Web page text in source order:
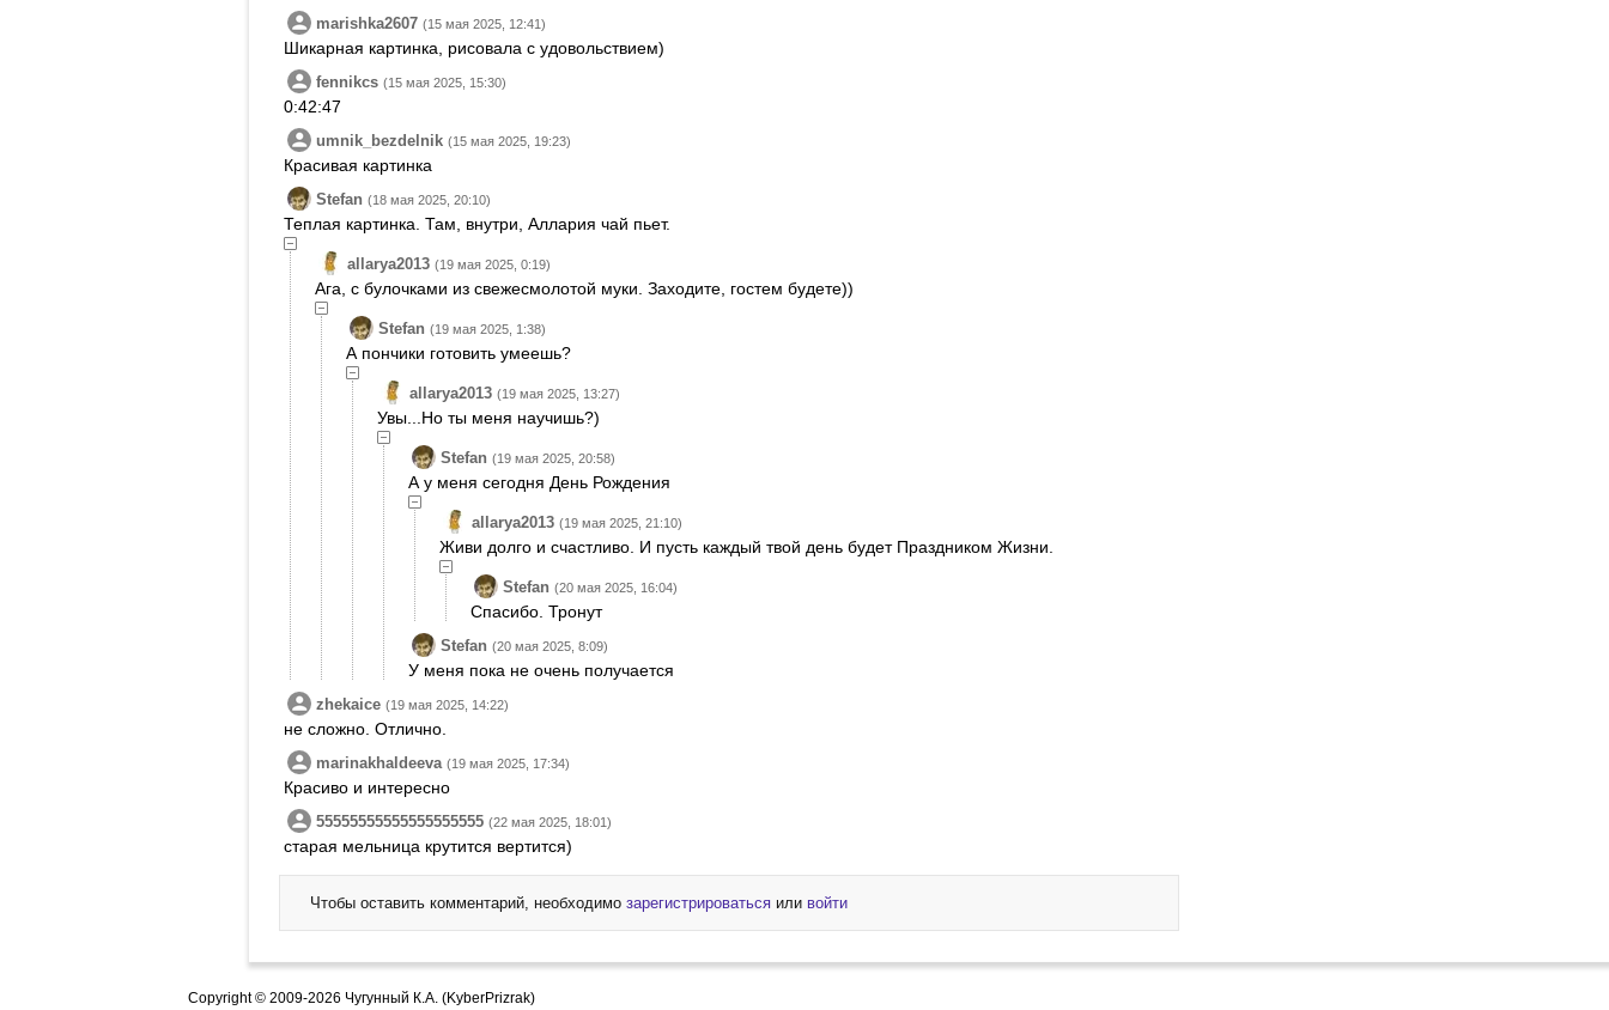
marishka2607 (15 мая 2025, 12:41)
Шикарная картинка, рисовала с удовольствием)
fennikcs (15 мая 2025, 15:30)
0:42:47
umnik_bezdelnik (15 мая 2025, 19:23)
Красивая картинка
Stefan (18 мая 2025, 20:10)
Теплая картинка. Там, внутри, Аллария чай пьет.
allarya2013 (19 мая 2025, 0:19)
Ага, с булочками из свежесмолотой муки. Заходите, гостем будете))
Stefan (19 мая 2025, 1:38)
А пончики готовить умеешь?
allarya2013 (19 мая 2025, 13:27)
Увы...Но ты меня научишь?)
Stefan (19 мая 2025, 20:58)
А у меня сегодня День Рождения
allarya2013 (19 мая 2025, 21:10)
Живи долго и счастливо. И пусть каждый твой день будет Праздником Жизни.
Stefan (20 мая 2025, 16:04)
Спасибо. Тронут
Stefan (20 мая 2025, 8:09)
У меня пока не очень получается
zhekaice (19 мая 2025, 14:22)
не сложно. Отлично.
marinakhaldeeva (19 мая 2025, 17:34)
Красиво и интересно
55555555555555555555 (22 мая 2025, 18:01)
старая мельница крутится вертится)
Чтобы оставить комментарий, необходимо зарегистрироваться или войти
Copyright © 2009-2026 Чугунный К.А. (KyberPrizrak)